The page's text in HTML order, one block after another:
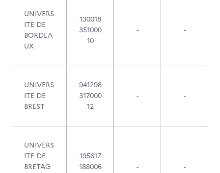
UNIVERS
ITE DE
BORDEA
UX
130018
351000
10
- -
UNIVERS
ITE DE
BREST
941298
317000
12
- -
UNIVERS
ITE DE
BRETAG
195617
188006
- -